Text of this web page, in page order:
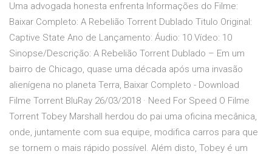
Uma advogada honesta enfrenta Informações do Filme:
Baixar Completo: A Rebelião Torrent Dublado Titulo Original:
Captive State Ano de Lançamento: Áudio: 10 Vídeo: 10
Sinopse/Descrição: A Rebelião Torrent Dublado – Em um
bairro de Chicago, quase uma década após uma invasão
alienígena no planeta Terra, Baixar Completo - Download
Filme Torrent BluRay 26/03/2018 · Need For Speed O Filme
Torrent Tobey Marshall herdou do pai uma oficina mecânica,
onde, juntamente com sua equipe, modifica carros para que
se tornem o mais rápido possível. Além disto, Tobey é um